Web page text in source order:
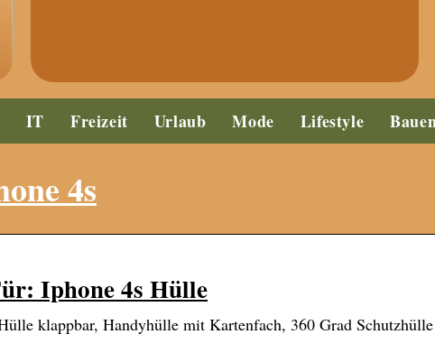
IT Freizeit Urlaub Mode Lifestyle
4s
Iphone 4s Hülle
klappbar, Handyhülle mit Kartenfach, 360 Grad